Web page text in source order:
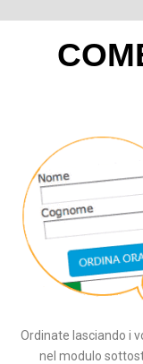
Ordinate lasciando i
nel modulo